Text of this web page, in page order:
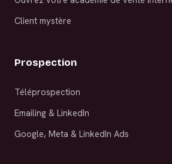
Client mystère
Prospection
Téléprospection
Emailing & LinkedIn
Google, Meta & LinkedIn Ads